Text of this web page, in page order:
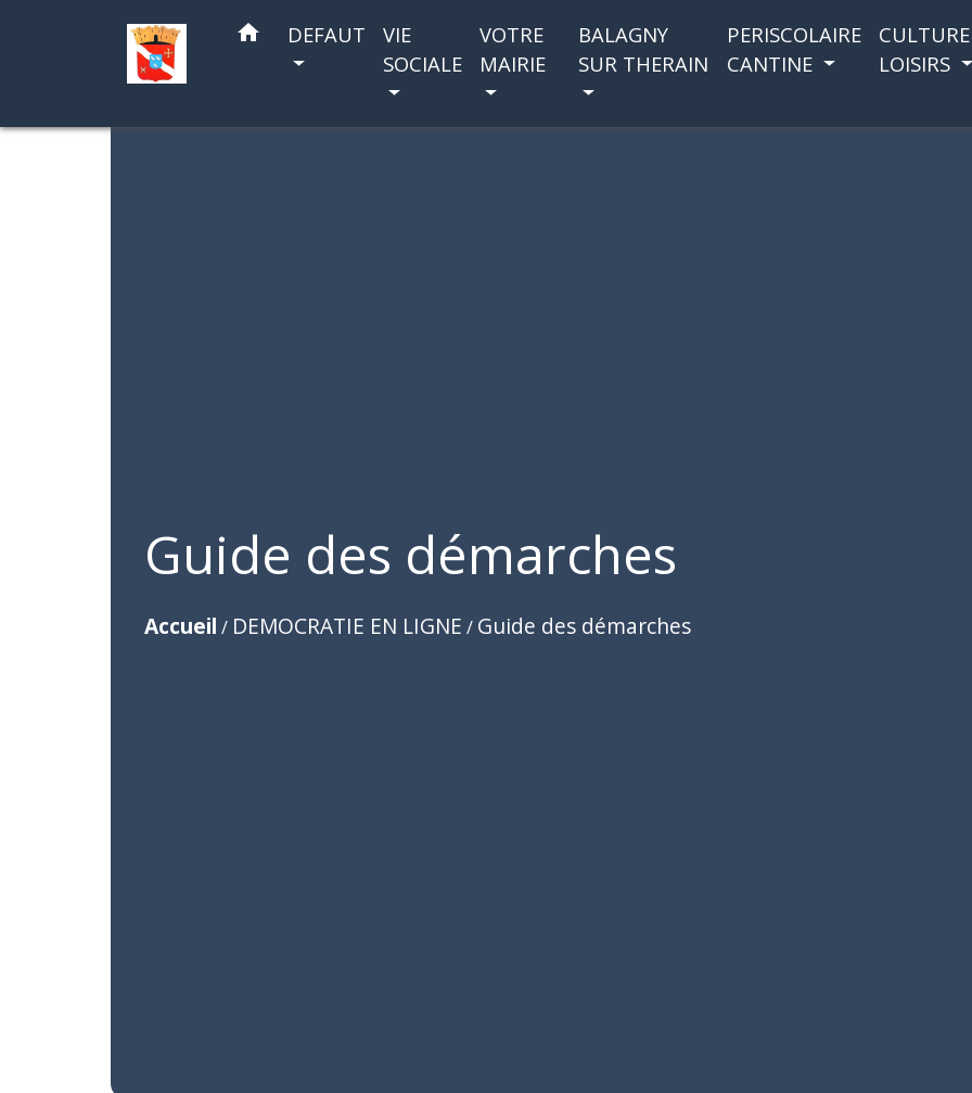
home DEFAUT
VIE
SOCIALE
VOTRE
MAIRIE
BALAGNY
SUR THERAIN
PERISCOLAIRE
CANTINE
CULTURE
LOISIRS
Guide des démarches
Accueil / DEMOCRATIE EN LIGNE / Guide des démarches